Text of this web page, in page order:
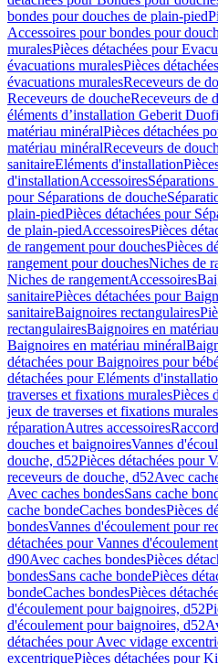
bondes pour douches de plain-pied
Accessoires pour bondes pour
muralesPièces détachées pour
évacuations muralesPièces
évacuations muralesReceveurs de
Receveurs de doucheReceveurs de
éléments d’installation Geberit
matériau minéralPièces détachées
matériau minéralReceveurs de
sanitaireEléments d'installation
d'installationAccessoires
pour Séparations de douche
plain-piedPièces détachées pour
de plain-piedAccessoiresPièces
de rangement pour douchesPièces
rangement pour douchesNiches de
Niches de rangementAccessoires
sanitairePièces détachées pour
sanitaireBaignoires rectangulaires
rectangulairesBaignoires en
Baignoires en matériau minéral
détachées pour Baignoires pour
détachées pour Eléments
traverses et fixations muralesPièces
jeux de traverses et fixations murales
réparationAutres accessoires
douches et baignoiresVannes
douche, d52Pièces détachées pour
receveurs de douche, d52Avec
Avec caches bondesSans cache
cache bondeCaches bondesPièces
bondesVannes d'écoulement pour
détachées pour Vannes
d90Avec caches bondesPièces
bondesSans cache bondePièces
bondeCaches bondesPièces
d'écoulement pour baignoires, d52
d'écoulement pour baignoires, d52
détachées pour Avec vidage
excentriquePièces détachées pour